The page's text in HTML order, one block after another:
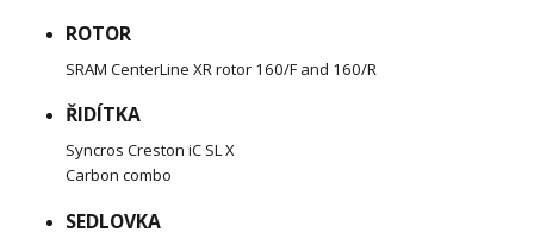
ROTOR
SRAM CenterLine XR rotor 160/F and 160/R
ŘIDÍTKA
Syncros Creston iC SL X
Carbon combo
SEDLOVKA